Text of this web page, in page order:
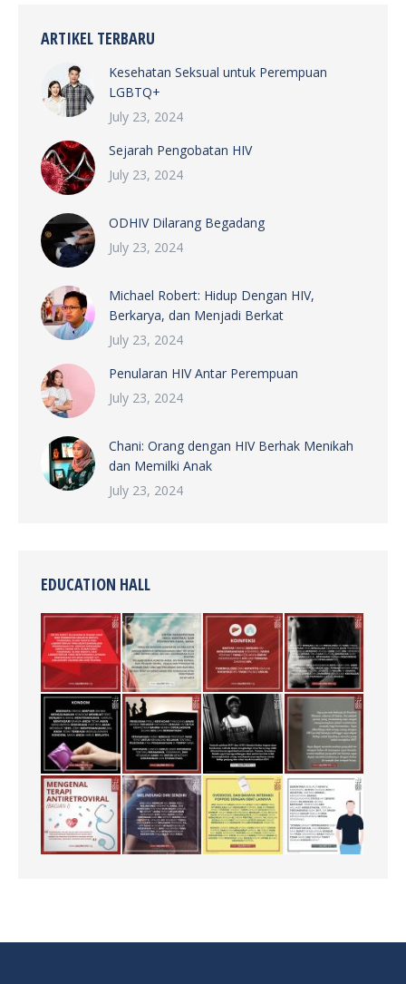
ARTIKEL TERBARU
Kesehatan Seksual untuk Perempuan
LGBTQ+
July 23, 2024
Sejarah Pengobatan HIV
July 23, 2024
ODHIV Dilarang Begadang
July 23, 2024
Michael Robert: Hidup Dengan HIV,
Berkarya, dan Menjadi Berkat
July 23, 2024
Penularan HIV Antar Perempuan
July 23, 2024
Chani: Orang dengan HIV Berhak Menikah
dan Memilki Anak
July 23, 2024
EDUCATION HALL